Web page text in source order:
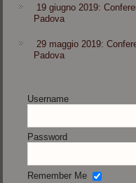
19 giugno 2019:
Padova
29 maggio 2019:
Padova
Username
Password
Remember Me